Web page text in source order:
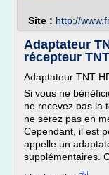
Site : http://
Adaptateur
récepteur TNT
Adaptateur TNT
Si vous ne
ne recevez pas la
ne serez pas en
Cependant, il est
appelle un
supplémentaires.